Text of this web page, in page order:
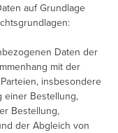
auf Grundlage
Daten der
mit der
insbesondere
einer Bestellung,
Bestellung,
der Abgleich von